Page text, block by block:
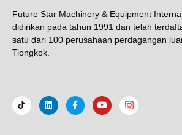
Future Star Machinery & Equipment
didirikan pada tahun 1991 dan telah
satu dari 100 perusahaan perdagangan
Tiongkok.